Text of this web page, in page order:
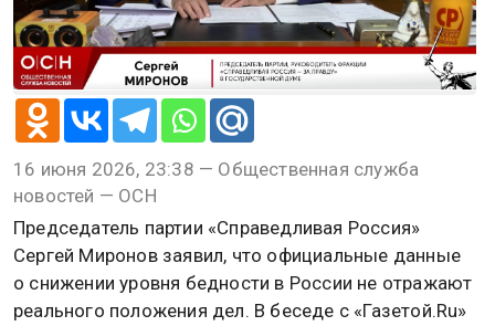
16 июня 2026, 23:38 — Общественная служба
новостей — ОСН
Председатель партии «Справедливая Россия»
Сергей Миронов заявил, что официальные данные
о снижении уровня бедности в России не отражают
реального положения дел. В беседе с «Газетой.Ru»